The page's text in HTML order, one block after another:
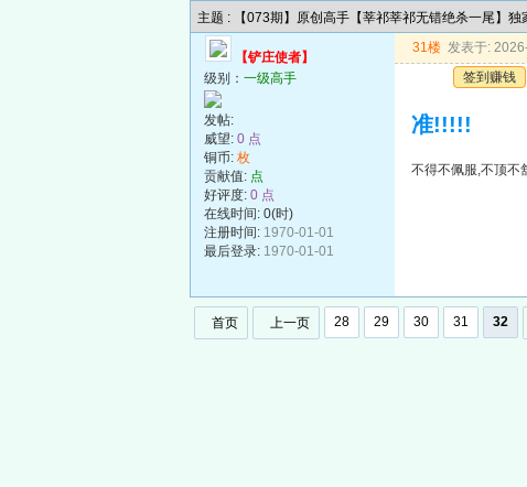
主题 : 【073期】原创高手【莘祁莘祁无错绝杀一尾】独
【铲庄使者】
级别： 一级高手
发帖:
威望: 0 点
铜币: 枚
贡献值: 点
好评度: 0 点
在线时间: 0(时)
注册时间: 1970-01-01
最后登录: 1970-01-01
31楼 发表于:
签到赚钱
准!!!!!
不得不佩服,不顶不
首页 上一页 28 29 30 31 32